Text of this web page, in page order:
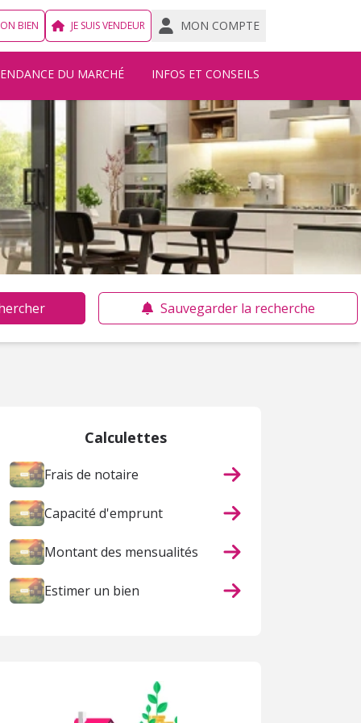
BIEN JE SUIS VENDEUR MON COMPTE
DU MARCHÉ INFOS ET CONSEILS
Sauvegarder la recherche
Calculettes
Frais de notaire
Capacité d'emprunt
Montant des mensualités
Estimer un bien